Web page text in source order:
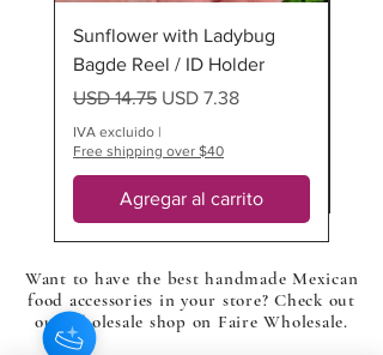
Sunflower with Ladybug
Bagde Reel / ID Holder
Precio
USD 14.75 Precio de oferta
USD 7.38
IVA excluido |
Free shipping over $40
Agregar al carrito
Want to have the best handmade Mexican
food accessories in your store? Check out
our wholesale shop on Faire Wholesale.